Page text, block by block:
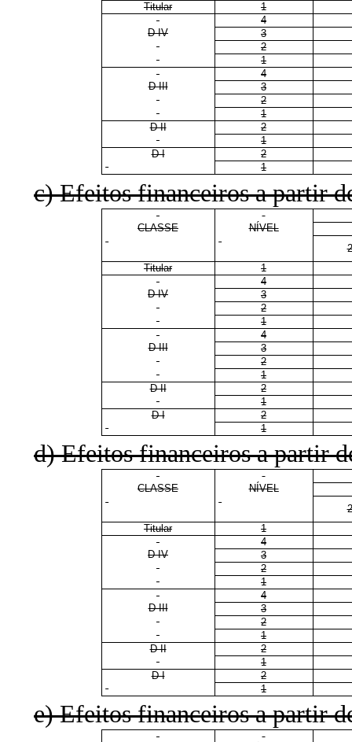
Titular
1
4
D IV
3
2
1
4
D III
3
2
1
D II
2
1
D I
2
1
c) Efeitos financeiros a partir
CLASSE
NÍVEL
Titular
1
4
D IV
3
2
1
4
D III
3
2
1
D II
2
1
D I
2
1
d) Efeitos financeiros a partir
CLASSE
NÍVEL
Titular
1
4
D IV
3
2
1
4
D III
3
2
1
D II
2
1
D I
2
1
e) Efeitos financeiros a partir